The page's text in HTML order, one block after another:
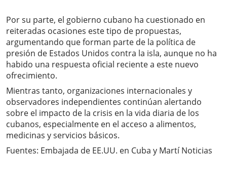
Por su parte, el gobierno cubano ha cuestionado en
reiteradas ocasiones este tipo de propuestas,
argumentando que forman parte de la política de
presión de Estados Unidos contra la isla, aunque no ha
habido una respuesta oficial reciente a este nuevo
ofrecimiento.
Mientras tanto, organizaciones internacionales y
observadores independientes continúan alertando
sobre el impacto de la crisis en la vida diaria de los
cubanos, especialmente en el acceso a alimentos,
medicinas y servicios básicos.
Fuentes: Embajada de EE.UU. en Cuba y Martí Noticias